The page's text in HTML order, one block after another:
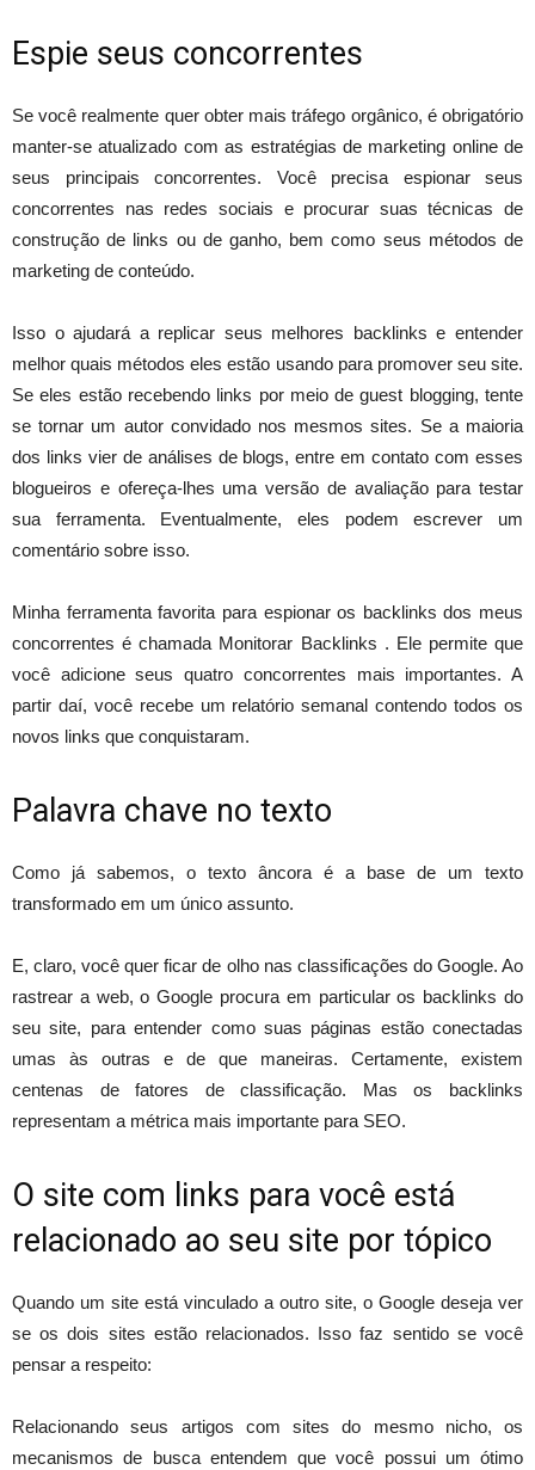
Espie seus concorrentes
Se você realmente quer obter mais tráfego orgânico, é obrigatório
manter-se atualizado com as estratégias de marketing online de
seus principais concorrentes. Você precisa espionar seus
concorrentes nas redes sociais e procurar suas técnicas de
construção de links ou de ganho, bem como seus métodos de
marketing de conteúdo.
Isso o ajudará a replicar seus melhores backlinks e entender
melhor quais métodos eles estão usando para promover seu site.
Se eles estão recebendo links por meio de guest blogging, tente
se tornar um autor convidado nos mesmos sites. Se a maioria
dos links vier de análises de blogs, entre em contato com esses
blogueiros e ofereça-lhes uma versão de avaliação para testar
sua ferramenta. Eventualmente, eles podem escrever um
comentário sobre isso.
Minha ferramenta favorita para espionar os backlinks dos meus
concorrentes é chamada Monitorar Backlinks . Ele permite que
você adicione seus quatro concorrentes mais importantes. A
partir daí, você recebe um relatório semanal contendo todos os
novos links que conquistaram.
Palavra chave no texto
Como já sabemos, o texto âncora é a base de um texto
transformado em um único assunto.
E, claro, você quer ficar de olho nas classificações do Google. Ao
rastrear a web, o Google procura em particular os backlinks do
seu site, para entender como suas páginas estão conectadas
umas às outras e de que maneiras. Certamente, existem
centenas de fatores de classificação. Mas os backlinks
representam a métrica mais importante para SEO.
O site com links para você está
relacionado ao seu site por tópico
Quando um site está vinculado a outro site, o Google deseja ver
se os dois sites estão relacionados. Isso faz sentido se você
pensar a respeito:
Relacionando seus artigos com sites do mesmo nicho, os
mecanismos de busca entendem que você possui um ótimo